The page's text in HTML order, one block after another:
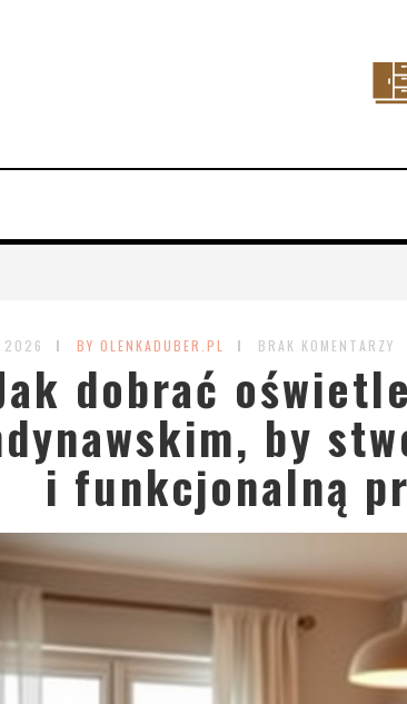
2026 BY OLENKADUBER.PL BRAK KOMENTARZY
dobrać
by
i funkcjonalną